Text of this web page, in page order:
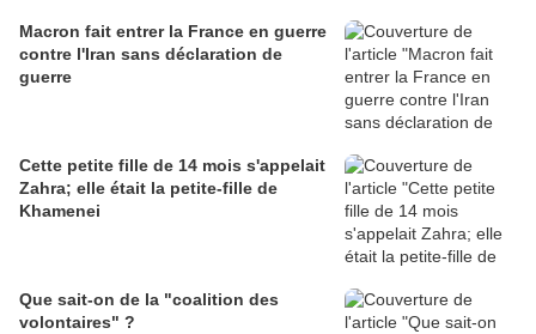
Macron fait entrer la France en guerre
contre l'Iran sans déclaration de
guerre
Cette petite fille de 14 mois s'appelait
Zahra; elle était la petite-fille de
Khamenei
Que sait-on de la "coalition des
volontaires" ?